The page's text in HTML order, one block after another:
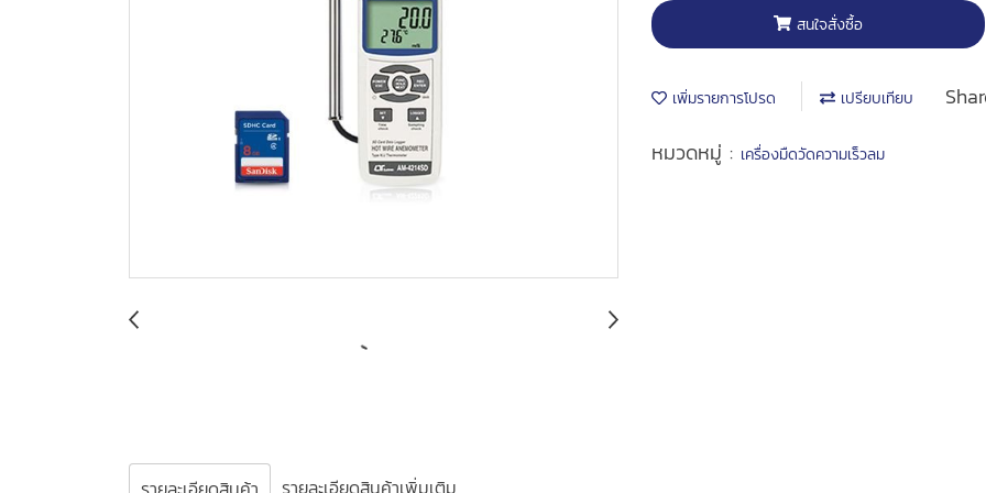
สนใจสั่งซื้อ
เพิ่มรายการโปรด เปรียบเทียบ
หมวดหมู่ : เครื่องมืดวัดความเร็วลม
รายละเอียดสินค้าเพิ่มเติม